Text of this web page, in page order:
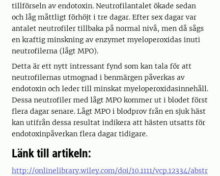
tillförseln av endotoxin. Neutrofilantalet ökade sedan
och låg måttligt förhöjt i tre dagar. Efter sex dagar var
antalet neutrofiler tillbaka på normal nivå, men då sågs
en kraftig minskning av enzymet myeloperoxidas inuti
neutrofilerna (lågt MPO).
Detta är ett nytt intressant fynd som kan tala för att
neutrofilernas utmognad i benmärgen påverkas av
endotoxin och leder till minskat myeloperoxidasinnehåll.
Dessa neutrofiler med lågt MPO kommer ut i blodet först
flera dagar senare. Lågt MPO i blodprov från en sjuk häst
kan utifrån dessa resultat indikera att hästen utsatts för
endotoxin­påverkan flera dagar tidigare.
Länk till artikeln:
http://onlinelibrary.wiley.com/doi/10.1111/vcp.12334/abstr